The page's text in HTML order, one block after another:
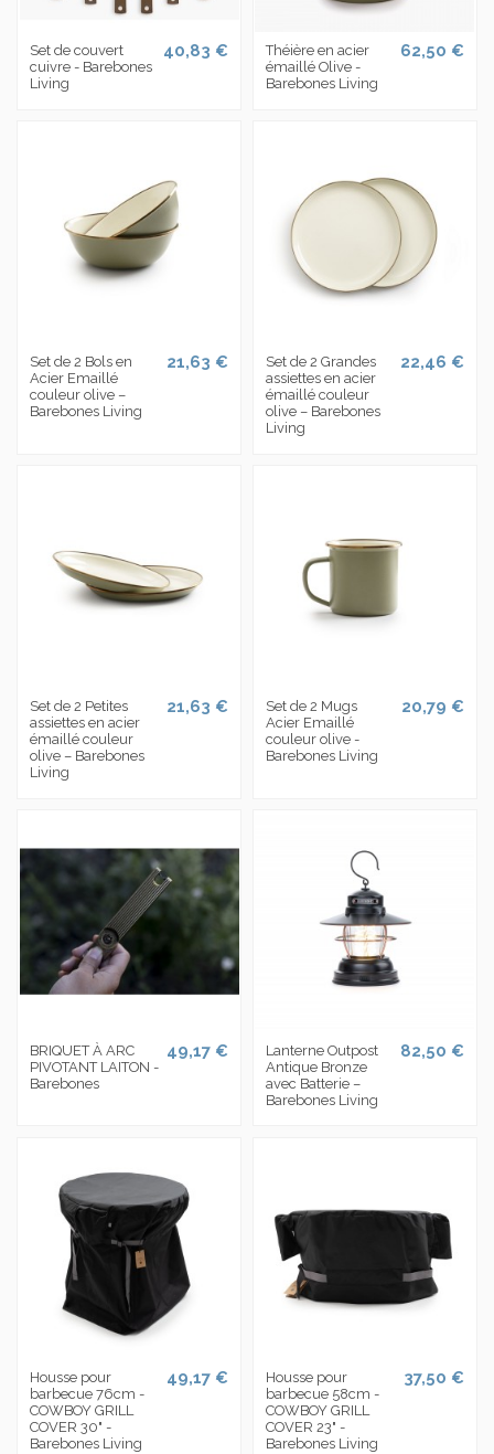
Set de couvert
cuivre - Barebones
Living
40,83 €
Théière en acier
émaillé Olive -
Barebones Living
62,50 €
Set de 2 Bols en
Acier Emaillé
couleur olive –
Barebones Living
21,63 €
Set de 2 Grandes
assiettes en acier
émaillé couleur
olive – Barebones
Living
22,46 €
Set de 2 Petites
assiettes en acier
émaillé couleur
olive – Barebones
Living
21,63 €
Set de 2 Mugs
Acier Emaillé
couleur olive -
Barebones Living
20,79 €
BRIQUET À ARC
PIVOTANT LAITON -
Barebones
49,17 €
Lanterne Outpost
Antique Bronze
avec Batterie –
Barebones Living
82,50 €
Housse pour
barbecue 76cm -
COWBOY GRILL
COVER 30" -
Barebones Living
49,17 €
Housse pour
barbecue 58cm -
COWBOY GRILL
COVER 23" -
Barebones Living
37,50 €